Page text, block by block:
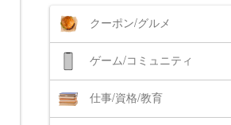
クーポン/グルメ
ゲーム/コミュニティ
仕事/資格/教育